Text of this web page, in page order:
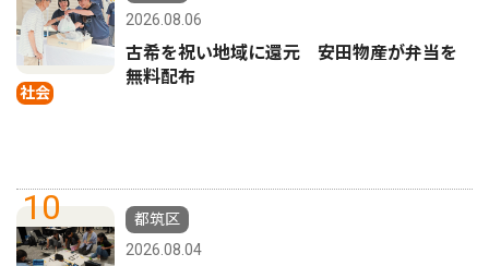
社会
2026.08.06
古希を祝い地域に還元 安田物産が弁当を
無料配布
10
都筑区
2026.08.04